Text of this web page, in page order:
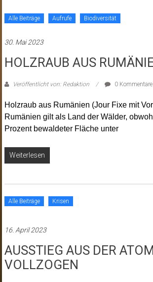
Alle Beiträge Aufrufe Biodiversität
30. Mai 2023
HOLZRAUB AUS
Veröffentlicht von: Redaktion 0 Kommentare
Holzraub aus Rumänien (Jour Fixe mit
Rumänien gilt als Land der Wälder,
Prozent bewaldeter Fläche unter
Weiterlesen
Alle Beiträge Krisen
16. April 2023
AUSSTIEG AUS DER
VOLLZOGEN